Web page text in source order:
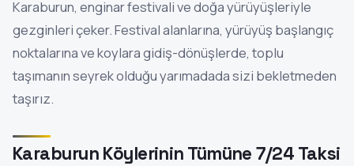
Karaburun, enginar festivali ve doğa yürüyüşleriyle
gezginleri çeker. Festival alanlarına, yürüyüş başlangıç
noktalarına ve koylara gidiş-dönüşlerde, toplu
taşımanın seyrek olduğu yarımadada sizi bekletmeden
taşırız.
Karaburun Köylerinin Tümüne 7/24 Taksi